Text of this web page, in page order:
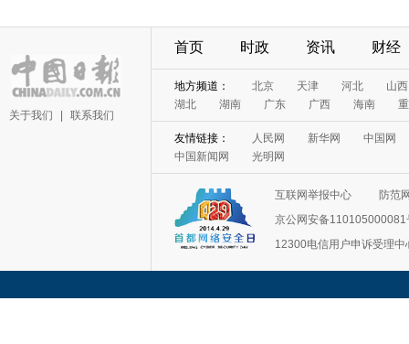
关于我们 联系我们
首页 时政 资讯 财经
地方频道： 北京 天津 河北
山西
湖北
湖南 广东 广西 海南
友情链接： 人民网 新华网
中国网
中国新闻网
光明网
互联网举报中心
防范
京公网安备110105000081
12300电信用户申诉受理中